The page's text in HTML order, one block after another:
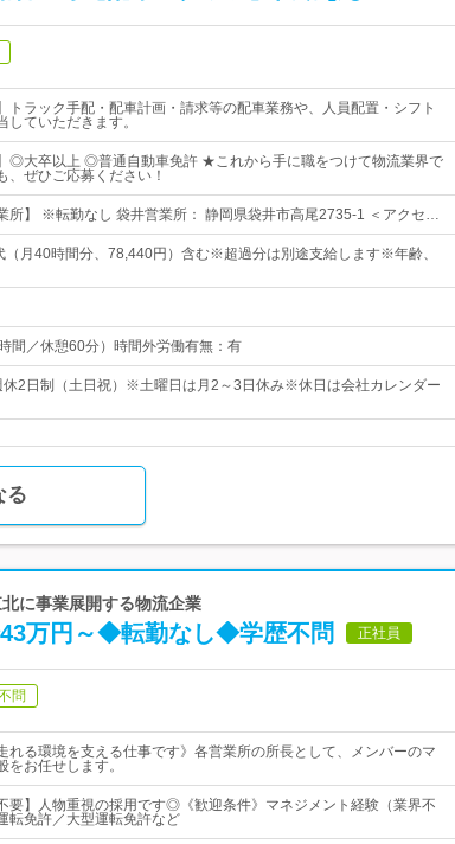
トラック手配・配車計画・請求等の配車業務や、人員配置・シフト
ていただきます。
◎大卒以上 ◎普通自動車免許 ★これから手に職をつけて物流業界で
、ぜひご応募ください！
所】 ※転勤なし 袋井営業所： 静岡県袋井市高尾2735-1 ＜アクセ…
月40時間分、78,440円）含む※超過分は別途支給します※年齢、
間／休憩60分）時間外労働有無：有
2日制（土日祝）※土曜日は月2～3日休み※休日は会社カレンダー
る
に事業展開する物流企業
万円～◆転勤なし◆学歴不問 正社員
問
れる環境を支える仕事です》各営業所の所長として、メンバーのマ
お任せします。
要】人物重視の採用です◎《歓迎条件》マネジメント経験（業界不
転免許／大型運転免許など